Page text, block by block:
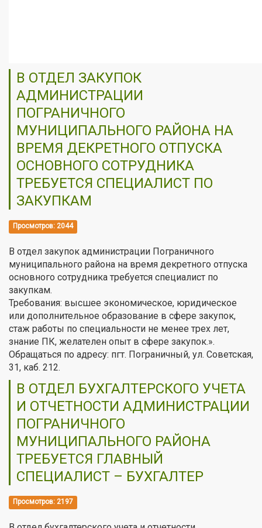
В ОТДЕЛ ЗАКУПОК
АДМИНИСТРАЦИИ
ПОГРАНИЧНОГО
МУНИЦИПАЛЬНОГО РАЙОНА НА
ВРЕМЯ ДЕКРЕТНОГО ОТПУСКА
ОСНОВНОГО СОТРУДНИКА
ТРЕБУЕТСЯ СПЕЦИАЛИСТ ПО
ЗАКУПКАМ
Просмотров: 2044
В отдел закупок администрации Пограничного
муниципального района на время декретного отпуска
основного сотрудника требуется специалист по
закупкам.
Требования: высшее экономическое, юридическое
или дополнительное образование в сфере закупок,
стаж работы по специальности не менее трех лет,
знание ПК, желателен опыт в сфере закупок.».
Обращаться по адресу: пгт. Пограничный, ул. Советская,
31, каб. 212.
В ОТДЕЛ БУХГАЛТЕРСКОГО УЧЕТА
И ОТЧЕТНОСТИ АДМИНИСТРАЦИИ
ПОГРАНИЧНОГО
МУНИЦИПАЛЬНОГО РАЙОНА
ТРЕБУЕТСЯ ГЛАВНЫЙ
СПЕЦИАЛИСТ – БУХГАЛТЕР
Просмотров: 2197